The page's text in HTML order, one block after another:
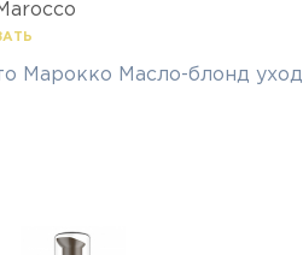
Марокко Масло-блонд уход